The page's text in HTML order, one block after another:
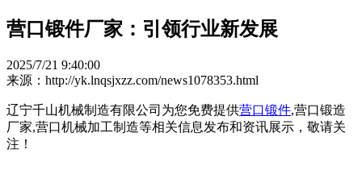
营口锻件厂家：引领行业新发展
2025/7/21 9:40:00
来源：http://yk.lnqsjxzz.com/news1078353.html
辽宁千山机械制造有限公司为您免费提供营口锻件,营口锻造
厂家,营口机械加工制造等相关信息发布和资讯展示，敬请关
注！